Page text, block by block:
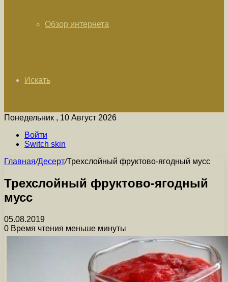
Обзор интернета
Искать
Понедельник , 10 Август 2026
Войти
Switch skin
Главная/Десерт/Трехслойный фруктово-ягодный мусс
Трехслойный фруктово-ягодный
мусс
05.08.2019
0 Время чтения меньше минуты